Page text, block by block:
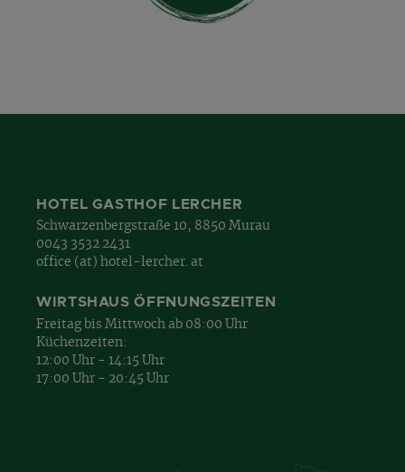
HOTEL GASTHOF LERCHER
Schwarzenbergstraße 10, 8850 Murau
0043 3532 2431
office (at) hotel-lercher. at
WIRTSHAUS ÖFFNUNGSZEITEN
Freitag bis Mittwoch ab 08:00 Uhr
Küchenzeiten:
12:00 Uhr - 14:15 Uhr
17:00 Uhr - 20:45 Uhr